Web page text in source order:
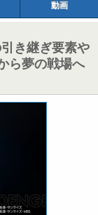
動画
き継ぎ要素や
ら夢の戦場へ